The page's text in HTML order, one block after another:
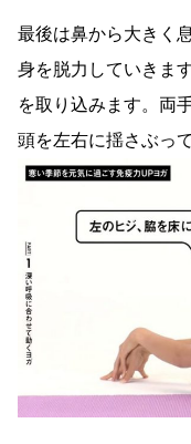
最後は鼻から大きく
身を脱力していきま
を取り込みます。両
頭を左右に揺さぶっ